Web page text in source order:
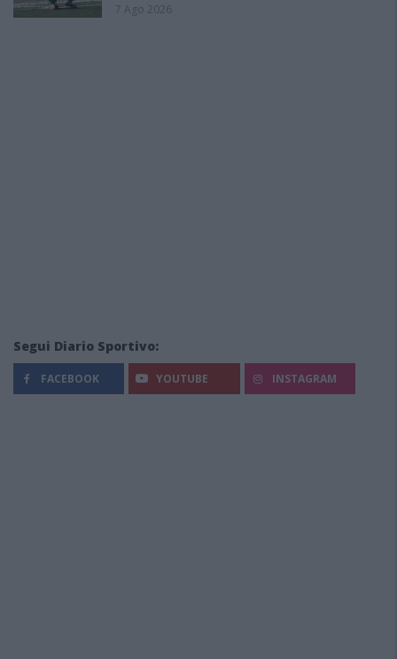
7 Ago 2026
Segui Diario Sportivo:
FACEBOOK YOUTUBE INSTAGRAM